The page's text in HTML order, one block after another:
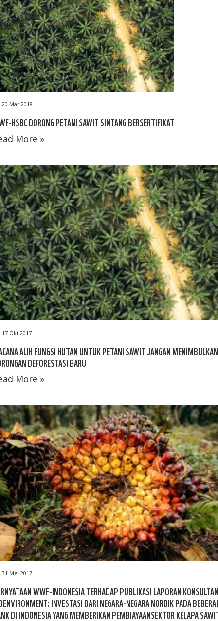
20 Mar 2018
HSBC DORONG PETANI SAWIT SINTANG BERSERTIFIKAT
More »
17 Okt 2017
ALIH FUNGSI HUTAN UNTUK PETANI SAWIT JANGAN MENIMBULKAN
DEFORESTASI BARU
More »
31 Mei 2017
WWF-INDONESIA TERHADAP PUBLIKASI LAPORAN KONSULTAN
INVESTASI DARI NEGARA-NEGARA NORDIK PADA
DI INDONESIA YANG MEMBERIKAN PEMBIAYAANSEKTOR KELAPA